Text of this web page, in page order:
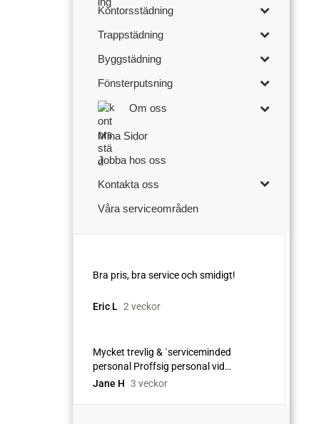
Kontorsstädning
Trappstädning
Byggstädning
Fönsterputsning
Om oss
Mina Sidor
Jobba hos oss
Kontakta oss
Våra serviceområden